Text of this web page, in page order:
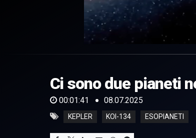
of
41
secondsVolume
0%
Ci sono due pianeti
00:01:41 08.07.2025
KEPLER KOI-134 ESOPIANETI